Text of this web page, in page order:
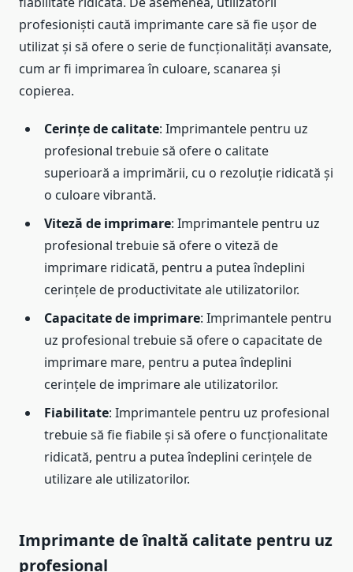
profesioniști caută imprimante care să fie ușor de
utilizat și să ofere o serie de funcționalități avansate,
cum ar fi imprimarea în culoare, scanarea și
copierea.
Cerințe de calitate: Imprimantele pentru uz
profesional trebuie să ofere o calitate
superioară a imprimării, cu o rezoluție ridicată și
o culoare vibrantă.
Viteză de imprimare: Imprimantele pentru uz
profesional trebuie să ofere o viteză de
imprimare ridicată, pentru a putea îndeplini
cerințele de productivitate ale utilizatorilor.
Capacitate de imprimare: Imprimantele pentru
uz profesional trebuie să ofere o capacitate de
imprimare mare, pentru a putea îndeplini
cerințele de imprimare ale utilizatorilor.
Fiabilitate: Imprimantele pentru uz profesional
trebuie să fie fiabile și să ofere o funcționalitate
ridicată, pentru a putea îndeplini cerințele de
utilizare ale utilizatorilor.
Imprimante de înaltă calitate pentru uz
profesional